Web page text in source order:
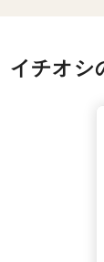
イチオシ